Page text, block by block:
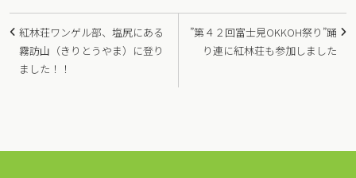
投
稿
ナ
”第４２回富士見OKKOH祭り”踊
り連に紅林荘も参加しました
紅林荘ワンゲル部、塩尻にある
霧訪山（きりとうやま）に登り
ました！！